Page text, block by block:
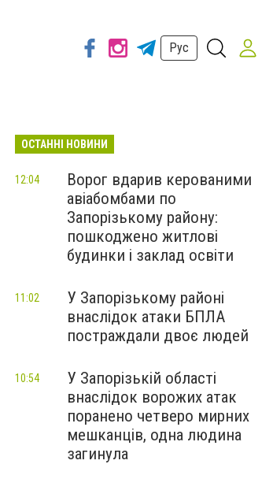
Рус
ОСТАННІ НОВИНИ
Ворог вдарив керованими
авіабомбами по
Запорізькому району:
пошкоджено житлові
будинки і заклад освіти
12:04
У Запорізькому районі
внаслідок атаки БПЛА
постраждали двоє людей
11:02
У Запорізькій області
внаслідок ворожих атак
поранено четверо мирних
мешканців, одна людина
загинула
10:54